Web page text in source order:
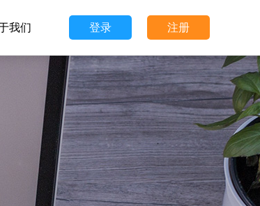
我们 登录 注册